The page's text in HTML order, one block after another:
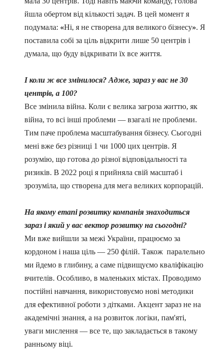
йшла обертом від кількості задач. В цей момент я
подумала: «Ні, я не створена для великого бізнесу». Я
поставила собі за ціль відкрити лише 50 центрів і
думала, що буду відкривати їх все життя.
І коли ж все змінилося? Адже, зараз у вас не 30
центрів, а 100?
Все змінила війна. Коли є велика загроза життю, як
війна, то всі інші проблеми — взагалі не проблеми.
Тим паче проблема масштабування бізнесу. Сьогодні
мені вже без різниці 1 чи 1000 цих центрів. Я
розумію, що готова до різної відповідальності та
ризиків. В 2022 році я прийняла свій масштаб і
зрозуміла, що створена для мега великих корпорацій.
На якому етапі розвитку компанія знаходиться
зараз і який у вас вектор розвитку на сьогодні?
Ми вже вийшли за межі України, працюємо за
кордоном і наша ціль — 250 філій. Також паралельно
ми йдемо в глибину, а саме підвищуємо кваліфікацію
вчителів. Особливо, в маленьких містах. Проводимо
постійні навчання, використовуємо нові методики
для ефективної роботи з дітками. Акцент зараз не на
академічні знання, а на розвиток логіки, пам'яті,
уваги мислення — все те, що закладається в такому
ранньому віці.